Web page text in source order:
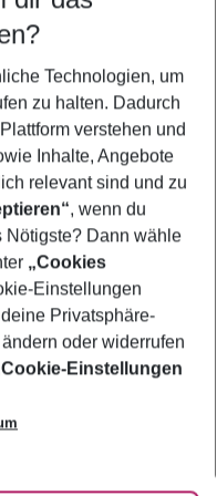
Technologien, um
zu halten. Dadurch
verstehen und
Inhalte, Angebote
relevant sind und zu
, wenn du
Nötigste? Dann wähle
„Cookies
Einstellungen
Privatsphäre-
oder widerrufen
Einstellungen